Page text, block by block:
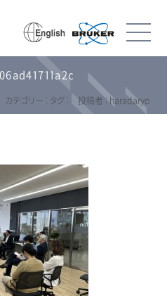
カテゴリー : タグ : 投稿者 : haradaryo